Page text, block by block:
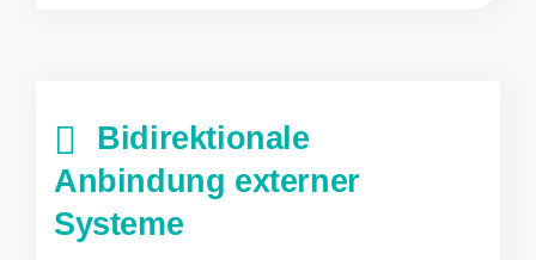
Bidirektionale
Anbindung externer
Systeme